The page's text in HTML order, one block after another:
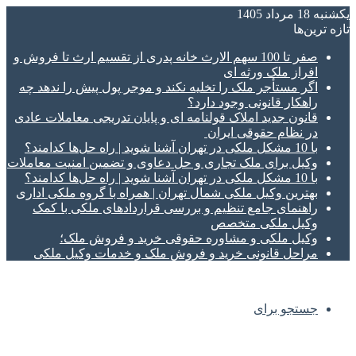
یکشنبه 18 مرداد 1405
تازه‌ ترین‌ها
صفر تا 100 سهم الارث خانه پدری از تقسیم ارث تا فروش و
افراز ملک ورثه ای
اگر مستأجر ملک را تخلیه نکند و موجر پول پیش را ندهد چه
راهکار قانونی وجود دارد؟
قانون جدید املاک قولنامه ای و پایان تدریجی معاملات عادی
در نظام حقوقی ایران
با 10 مشکل ملکی در تهران آشنا شوید | راه حل‌ها کدامند؟
وکیل برای ملک تجاری و حل دعاوی و تضمین امنیت معاملات
با 10 مشکل ملکی در تهران آشنا شوید | راه حل‌ها کدامند؟
بهترین وکیل ملکی شمال تهران | همراه با گروه ملکی اداری
راهنمای جامع تنظیم و بررسی قراردادهای ملکی با کمک
وکیل ملکی متخصص
وکیل ملکی و مشاوره حقوقی خرید و فروش ملک؛
مراحل قانونی خرید و فروش ملک و خدمات وکیل ملکی
جستجو برای